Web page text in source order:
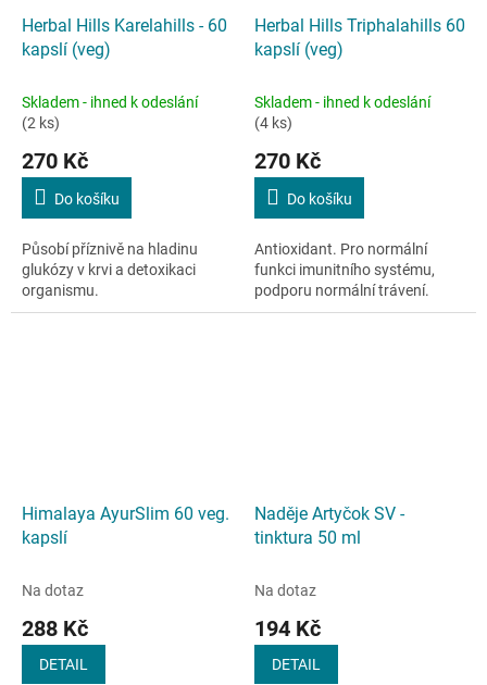
Herbal Hills Karelahills - 60
kapslí (veg)
Skladem - ihned k odeslání
(2 ks)
270 Kč
Do košíku
Působí příznivě na hladinu
glukózy v krvi a detoxikaci
organismu.
Herbal Hills Triphalahills 60
kapslí (veg)
Skladem - ihned k odeslání
(4 ks)
270 Kč
Do košíku
Antioxidant. Pro normální
funkci imunitního systému,
podporu normální trávení.
Himalaya AyurSlim 60 veg.
kapslí
Na dotaz
288 Kč
DETAIL
Naděje Artyčok SV -
tinktura 50 ml
Na dotaz
194 Kč
DETAIL